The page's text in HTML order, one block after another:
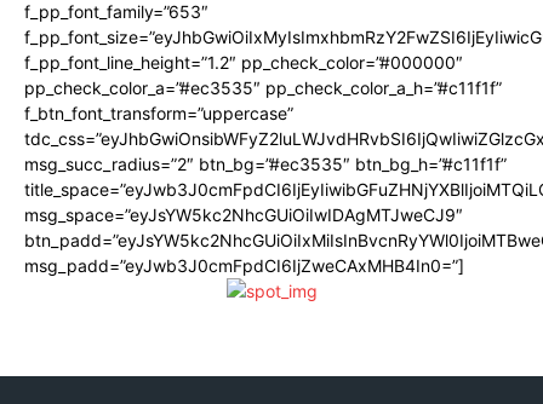
f_pp_font_family=”653″
f_pp_font_line_height=”1.2″ pp_check_color=”#000000″
pp_check_color_a=”#ec3535″ pp_check_color_a_h=”#c11f1f”
f_btn_font_transform=”uppercase”
msg_succ_radius=”2″ btn_bg=”#ec3535″ btn_bg_h=”#c11f1f”
msg_space=”eyJsYW5kc2NhcGUiOiIwIDAgMTJweCJ9″
msg_padd=”eyJwb3J0cmFpdCI6IjZweCAxMHB4In0=”]